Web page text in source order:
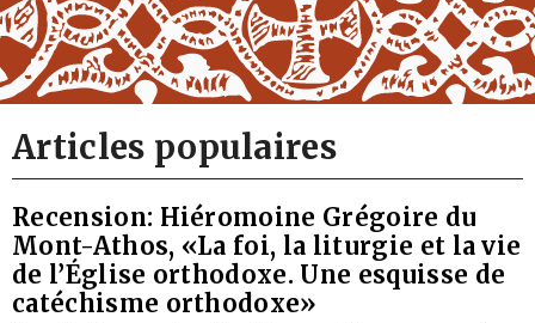
Articles populaires
Recension: Hiéromoine Grégoire du
Mont-Athos, «La foi, la liturgie et la vie
de l’Église orthodoxe. Une esquisse de
catéchisme orthodoxe»